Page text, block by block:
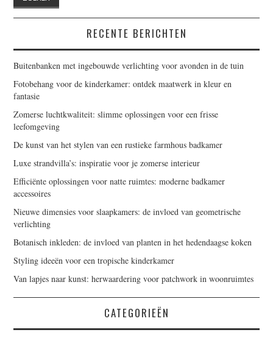
RECENTE BERICHTEN
Buitenbanken met ingebouwde verlichting voor avonden in de tuin
Fotobehang voor de kinderkamer: ontdek maatwerk in kleur en
fantasie
Zomerse luchtkwaliteit: slimme oplossingen voor een frisse
leefomgeving
De kunst van het stylen van een rustieke farmhous badkamer
Luxe strandvilla’s: inspiratie voor je zomerse interieur
Efficiënte oplossingen voor natte ruimtes: moderne badkamer
accessoires
Nieuwe dimensies voor slaapkamers: de invloed van geometrische
verlichting
Botanisch inkleden: de invloed van planten in het hedendaagse koken
Styling ideeën voor een tropische kinderkamer
Van lapjes naar kunst: herwaardering voor patchwork in woonruimtes
CATEGORIEËN